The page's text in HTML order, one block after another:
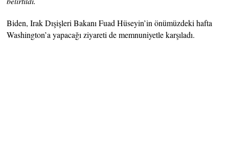
Biden, Irak Dışişleri Bakanı Fuad Hüseyin’in önümüzdeki hafta
Washington’a yapacağı ziyareti de memnuniyetle karşıladı.